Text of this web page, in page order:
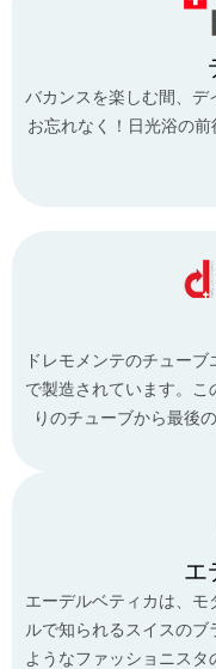
バカンスを楽しむ間、デ
お忘れなく！日光浴の
ドレモメンテのチュー
で製造されています。こ
りのチューブから最後
エ
エーデルベティカは、モ
ルで知られるスイスの
ようなファッショニス